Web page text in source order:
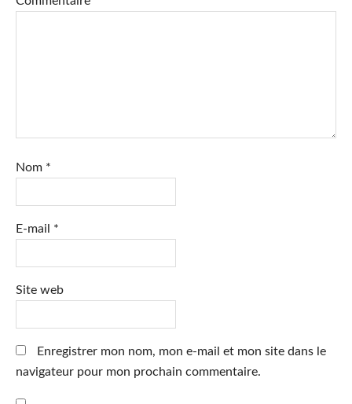
Nom *
E-mail *
Site web
Enregistrer mon nom, mon e-mail et mon site dans le
navigateur pour mon prochain commentaire.